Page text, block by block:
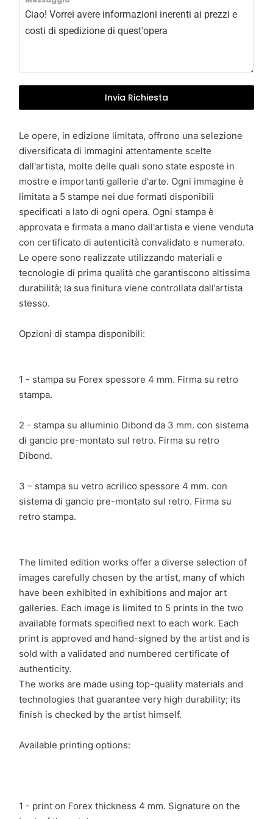
9
Invia Richiesta
Le opere, in edizione limitata, offrono una selezione
diversificata di immagini attentamente scelte
dall'artista, molte delle quali sono state esposte in
mostre e importanti gallerie d'arte. Ogni immagine è
limitata a 5 stampe nei due formati disponibili
specificati a lato di ogni opera. Ogni stampa è
approvata e firmata a mano dall'artista e viene venduta
con certificato di autenticità convalidato e numerato.
Le opere sono realizzate utilizzando materiali e
tecnologie di prima qualità che garantiscono altissima
durabilità; la sua finitura viene controllata dall’artista
stesso.
Opzioni di stampa disponibili:
1 - stampa su Forex spessore 4 mm. Firma su retro
stampa.
2 - stampa su alluminio Dibond da 3 mm. con sistema
di gancio pre-montato sul retro. Firma su retro
Dibond.
3 – stampa su vetro acrilico spessore 4 mm. con
sistema di gancio pre-montato sul retro. Firma su
retro stampa.
The limited edition works offer a diverse selection of
images carefully chosen by the artist, many of which
have been exhibited in exhibitions and major art
galleries. Each image is limited to 5 prints in the two
available formats specified next to each work. Each
print is approved and hand-signed by the artist and is
sold with a validated and numbered certificate of
authenticity.
The works are made using top-quality materials and
technologies that guarantee very high durability; its
finish is checked by the artist himself.
Available printing options:
1 - print on Forex thickness 4 mm. Signature on the